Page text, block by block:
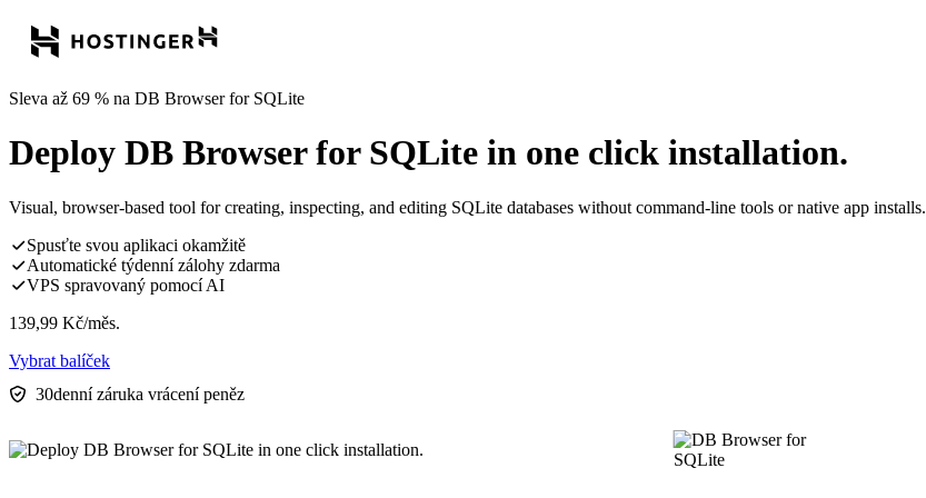
Sleva až 69 % na DB Browser for SQLite
Deploy DB Browser for SQLite in one click installation.
Visual, browser-based tool for creating, inspecting, and editing SQLite databases without command-line tools or native app installs.
Spusťte svou aplikaci okamžitě
Automatické týdenní zálohy zdarma
VPS spravovaný pomocí AI
139,99 Kč/měs.
Vybrat balíček
30denní záruka vrácení peněz